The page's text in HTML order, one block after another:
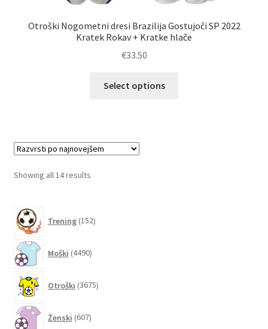
Otroški Nogometni dresi Brazilija Gostujoči SP 2022
Kratek Rokav + Kratke hlače
€33.50
Select options
Showing all 14 resultsSorted
Trening 152izdelkov
Moški 4490izdelkov
Otroški 3675izdelkov
Ženski 607izdelkov